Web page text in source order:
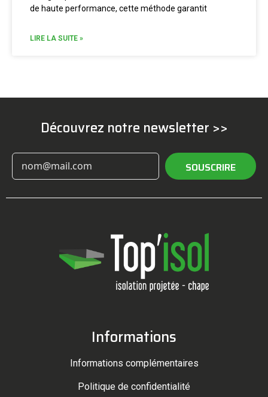
de haute performance, cette méthode garantit
LIRE LA SUITE »
Découvrez notre newsletter >>
SOUSCRIRE
Informations
Informations complémentaires
Politique de confidentialité